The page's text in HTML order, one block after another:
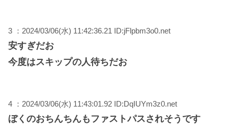
3 ：2024/03/06(水) 11:42:36.21 ID:jFlpbm3o0.net
安すぎだお
今度はスキップの人待ちだお
4 ：2024/03/06(水) 11:43:01.92 ID:DqIUYm3z0.net
ぼくのおちんちんもファストパスされそうです